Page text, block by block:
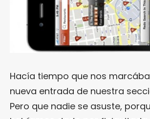
Hacía tiempo que nos
nueva entrada de nuestra
Pero que nadie se asuste,